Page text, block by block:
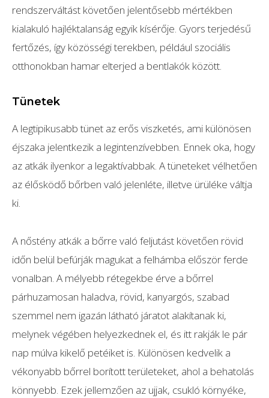
rendszerváltást követően jelentősebb mértékben
kialakuló hajléktalanság egyik kísérője. Gyors terjedésű
fertőzés, így közösségi terekben, például szociális
otthonokban hamar elterjed a bentlakók között.
Tünetek
A legtipikusabb tünet az erős viszketés, ami különösen
éjszaka jelentkezik a legintenzívebben. Ennek oka, hogy
az atkák ilyenkor a legaktívabbak. A tüneteket vélhetően
az élősködő bőrben való jelenléte, illetve ürüléke váltja
ki.
A nőstény atkák a bőrre való feljutást követően rövid
időn belül befúrják magukat a felhámba először ferde
vonalban. A mélyebb rétegekbe érve a bőrrel
párhuzamosan haladva, rövid, kanyargós, szabad
szemmel nem igazán látható járatot alakítanak ki,
melynek végében helyezkednek el, és itt rakják le pár
nap múlva kikelő petéiket is. Különösen kedvelik a
vékonyabb bőrrel borított területeket, ahol a behatolás
könnyebb. Ezek jellemzően az ujjak, csukló környéke,